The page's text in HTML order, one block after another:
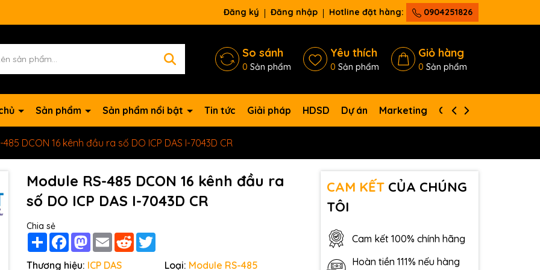
Đăng ký Đăng nhập Hotline đặt hàng: 0904251826
So sánh
0 Sản phẩm
Yêu thích
0 Sản phẩm
Giỏ hàng
0 Sản phẩm
Sản phẩm Sản phẩm nổi bật Tin tức Giải pháp HDSD Dự án Marketing Giới thiệu
485 DCON 16 kênh đầu ra số DO ICP DAS I-7043D CR
Module RS-485 DCON 16 kênh đầu ra
số DO ICP DAS I-7043D CR
Chia sẻ
Share FacebookMastodon
Email Reddit
Thương hiệu: ICP DAS Loại: Module RS-485
CAM KẾTCỦA CHÚNG
TÔI
Cam kết 100% chính hãng
Hoàn tiền 111% nếu hàng
Mã giảm giá: